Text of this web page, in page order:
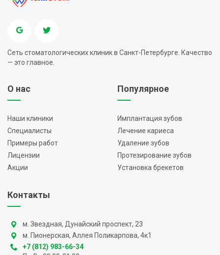
Сеть стоматологических клиник в Санкт-Петербурге. Качество
— это главное.
О нас
Наши клиники
Специалисты
Примеры работ
Лицензии
Акции
Популярное
Имплантация зубов
Лечение кариеса
Удаление зубов
Протезирование зубов
Установка брекетов
Контакты
м. Звездная, Дунайский проспект, 23
м. Пионерская, Аллея Поликарпова, 4к1
+7 (812) 983-66-34